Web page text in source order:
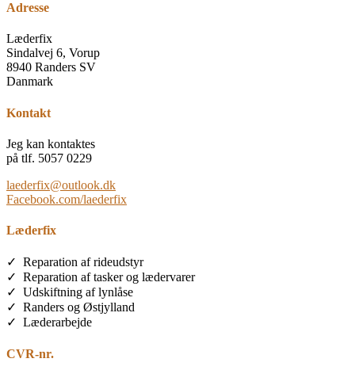
Adresse
Læderfix
Sindalvej 6, Vorup
8940 Randers SV
Danmark
Kontakt
Jeg kan kontaktes
på tlf. 5057 0229
laederfix@outlook.dk
Facebook.com/laederfix
Læderfix
✓ Reparation af rideudstyr
✓ Reparation af tasker og lædervarer
✓ Udskiftning af lynlåse
✓ Randers og Østjylland
✓ Læderarbejde
CVR-nr.